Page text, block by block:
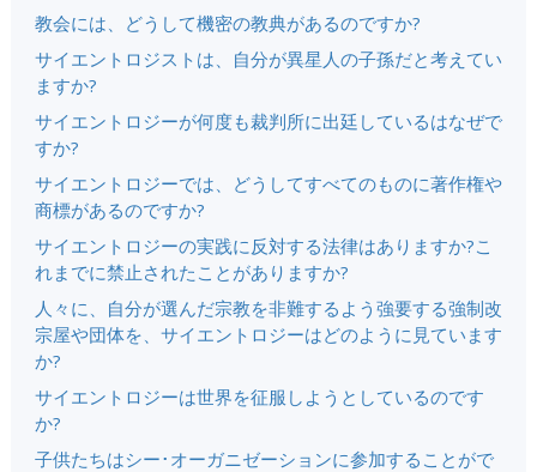
教会には、どうして機密の教典があるのですか?
サイエントロジストは、自分が異星人の子孫だと考えてい
ますか?
サイエントロジーが何度も裁判所に出廷しているはなぜで
すか?
サイエントロジーでは、どうしてすべてのものに著作権や
商標があるのですか?
サイエントロジーの実践に反対する法律はありますか?こ
れまでに禁止されたことがありますか?
人々に、自分が選んだ宗教を非難するよう強要する強制改
宗屋や団体を、サイエントロジーはどのように見ています
か?
サイエントロジーは世界を征服しようとしているのです
か?
子供たちはシー･オーガニゼーションに参加することがで